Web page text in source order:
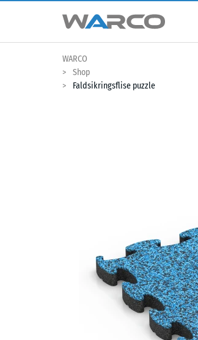
WARCO
Shop
Faldsikringsflise puzzle